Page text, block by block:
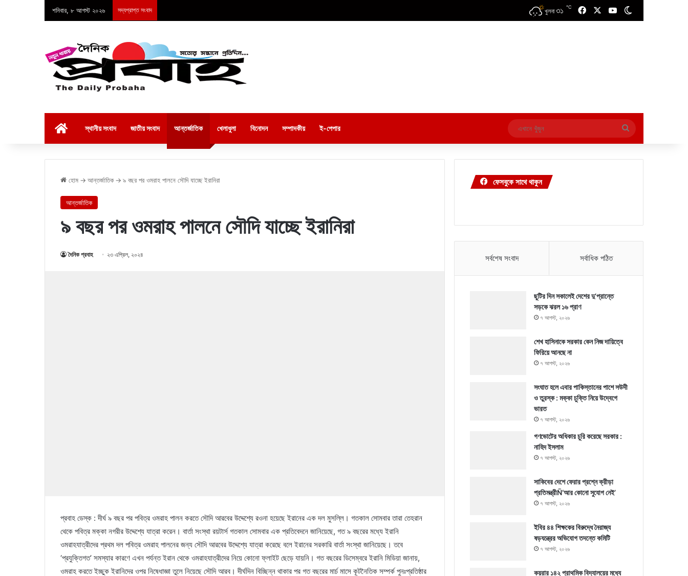
শনিবার, ৮ আগস্ট ২০২৬ সদ্যপ্রাপ্ত সংবাদ খুলনা ৩১ ℃ FacebookYouTube
স্থানীয় সংবাদ জাতীয় সংবাদ আন্তর্জাতিক খেলাধুলা বিনোদন সম্পাদকীয় ই-পেপার
এখানে
খুঁজুন
হোম → আন্তর্জাতিক → ৯ বছর পর ওমরাহ পালনে সৌদি যাচ্ছে ইরানিরা
আন্তর্জাতিক
৯ বছর পর ওমরাহ পালনে সৌদি যাচ্ছে ইরানিরা
দৈনিক প্রবাহ ২৩ এপ্রিল, ২০২৪
প্রবাহ ডেস্ক : দীর্ঘ ৯ বছর পর পবিত্র ওমরাহ পালন করতে সৌদি আরবের উদ্দেশ্যে রওনা হয়েছে ইরানের এক দল মুসল্লি। গতকাল সোমবার তারা তেহরান
থেকে পবিত্র মক্কা নগরীর উদ্দেশ্যে যাত্রা করেন। বার্তা সংস্থা রয়টার্স গতকাল সোমবার এক প্রতিবেদনে জানিয়েছে, গত ৯ বছরের মধ্যে ইরানি
ওমরাহযাত্রীদের প্রথম দল পবিত্র ওমরাহ পালনের জন্য সৌদি আরবের উদ্দেশ্যে যাত্রা করেছে বলে ইরানের সরকারি বার্তা সংস্থা জানিয়েছে। তবে
‘প্রযুক্তিগত’ সমস্যার কারণে এখন পর্যন্ত ইরান থেকে ওমরাহযাত্রীদের নিয়ে কোনো ফ্লাইট ছেড়ে যায়নি। গত বছরের ডিসেম্বরে ইরানি মিডিয়া জানায়,
ওমরাহ করতে ইচ্ছুক ইরানিদের ওপর নিষেধাজ্ঞা তুলে নিয়েছে সৌদি আরব। দীর্ঘদিন বিচ্ছিন্ন থাকার পর গত বছরের মার্চ মাসে কূটনৈতিক সম্পর্ক পুনঃপ্রতিষ্ঠার
ফেসবুকে সাথে থাকুন
সর্বশেষ সংবাদ সর্বাধিক পঠিত
ছুটির দিন সকালেই দেশের দু’প্রান্তে
সড়কে ঝরল ১৬ প্রাণ
৭ আগস্ট, ২০২৬
শেখ হাসিনাকে সরকার কেন নিজ দায়িত্বে
ফিরিয়ে আনছে না
৭ আগস্ট, ২০২৬
সংঘাত হলে এবার পাকিস্তানের পাশে সউদী
ও তুরস্ক : মক্কা চুক্তি নিয়ে উদ্বেগে
ভারত
৭ আগস্ট, ২০২৬
গণভোটের অধিকার চুরি করেছে সরকার :
নাহিদ ইসলাম
৭ আগস্ট, ২০২৬
সাকিবের দেশে ফেরার প্রশ্নে ক্রীড়া
প্রতিমন্ত্রীÑ‘আর কোনো সুযোগ নেই’
৭ আগস্ট, ২০২৬
ইবির ৪৪ শিক্ষকের বিরুদ্ধে নৈরাজ্য
ষড়যন্ত্রের অভিযোগ তদন্তে কমিটি
৭ আগস্ট, ২০২৬
কয়রার ১৪২ প্রাথমিক বিদ্যালয়ের মধ্যে